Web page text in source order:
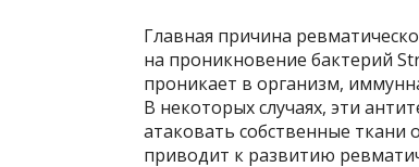
Главная причина
на проникновение бактерий
проникает в организм,
В некоторых случаях, эти
атаковать собственные
приводит к развитию